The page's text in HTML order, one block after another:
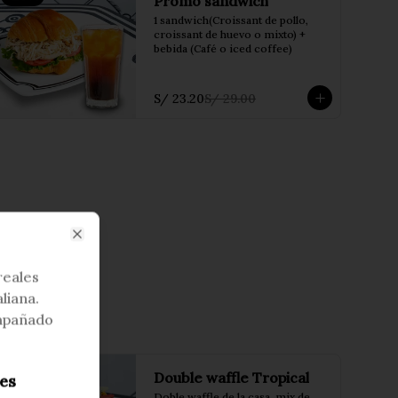
1 sandwich(Croissant de pollo,
croissant de huevo o mixto) +
bebida (Café o iced coffee)
S/ 23.20S/ 29.00
Double waffle Tropical